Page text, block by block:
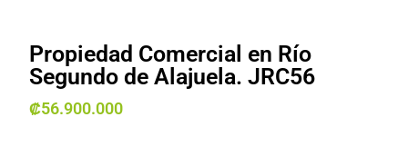
Propiedad Comercial en Río
Segundo de Alajuela. JRC56
₡56.900.000